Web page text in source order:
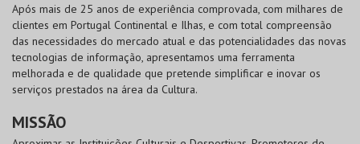
Após mais de 25 anos de experiência comprovada, com milhares de
clientes em Portugal Continental e Ilhas, e com total compreensão
das necessidades do mercado atual e das potencialidades das novas
tecnologias de informação, apresentamos uma ferramenta
melhorada e de qualidade que pretende simplificar e inovar os
serviços prestados na área da Cultura.
MISSÃO